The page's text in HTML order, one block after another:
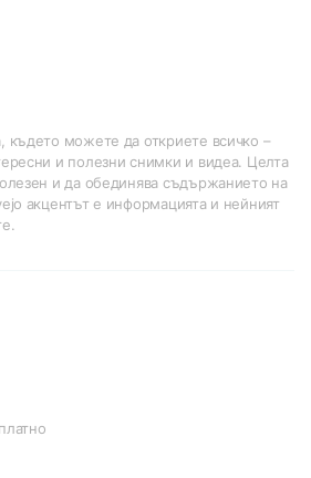
където можете да откриете всичко –
и полезни снимки и видеа. Целта
и да обединява съдържанието на
акцентът е информацията и нейният